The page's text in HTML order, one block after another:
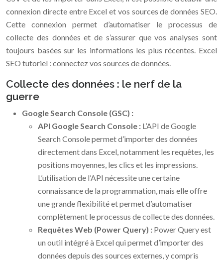
connexion directe entre Excel et vos sources de données SEO.
Cette connexion permet d’automatiser le processus de
collecte des données et de s’assurer que vos analyses sont
toujours basées sur les informations les plus récentes. Excel
SEO tutoriel : connectez vos sources de données.
Collecte des données : le nerf de la
guerre
Google Search Console (GSC) :
API Google Search Console : L’API de Google
Search Console permet d’importer des données
directement dans Excel, notamment les requêtes, les
positions moyennes, les clics et les impressions.
L’utilisation de l’API nécessite une certaine
connaissance de la programmation, mais elle offre
une grande flexibilité et permet d’automatiser
complètement le processus de collecte des données.
Requêtes Web (Power Query) : Power Query est
un outil intégré à Excel qui permet d’importer des
données depuis des sources externes, y compris